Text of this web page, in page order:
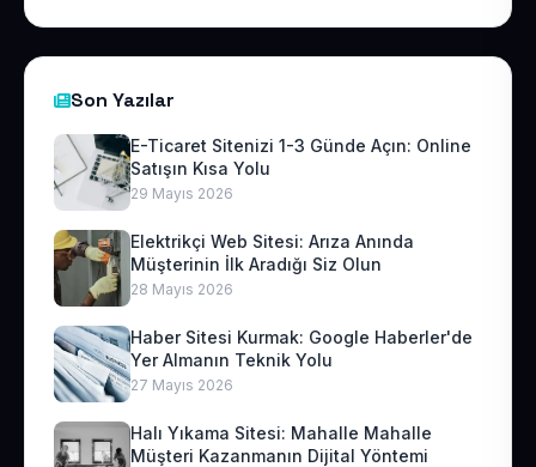
Son Yazılar
E-Ticaret Sitenizi 1-3 Günde Açın: Online
Satışın Kısa Yolu
29 Mayıs 2026
Elektrikçi Web Sitesi: Arıza Anında
Müşterinin İlk Aradığı Siz Olun
28 Mayıs 2026
Haber Sitesi Kurmak: Google Haberler'de
Yer Almanın Teknik Yolu
27 Mayıs 2026
Halı Yıkama Sitesi: Mahalle Mahalle
Müşteri Kazanmanın Dijital Yöntemi